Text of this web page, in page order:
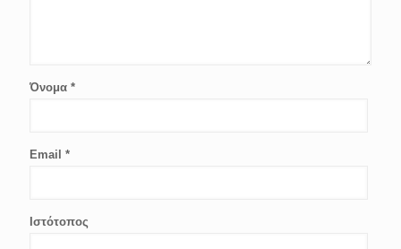
Όνομα *
Email *
Ιστότοπος